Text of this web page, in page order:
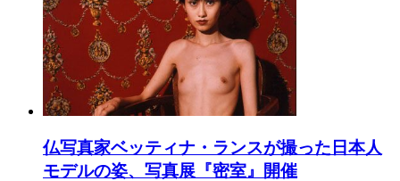
仏写真家ベッティナ・ランスが撮った日本人
モデルの姿、写真展『密室』開催